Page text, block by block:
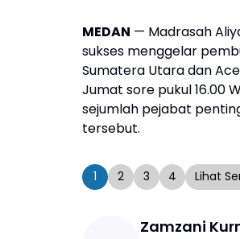
MEDAN — Madrasah
sukses menggelar
Sumatera Utara dan
Jumat sore pukul 16.00
sejumlah pejabat
tersebut.
1 2 3 4 Lihat
Zamzani